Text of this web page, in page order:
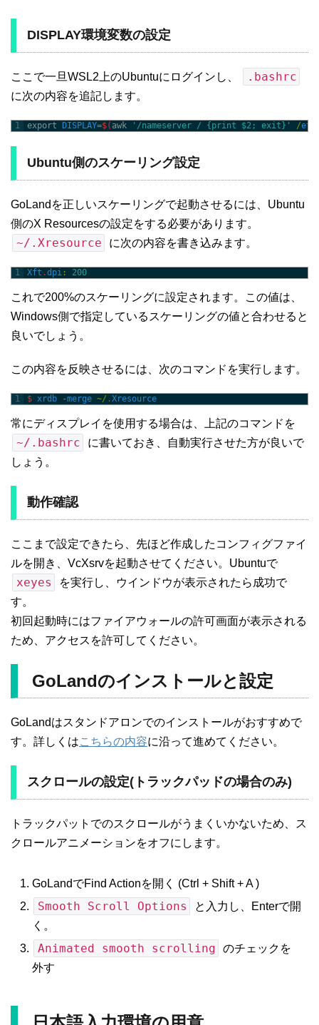
DISPLAY環境変数の設定
ここで一旦WSL2上のUbuntuにログインし、 .bashrc
に次の内容を追記します。
1 export DISPLAY=$( awk '/nameserver / {print $2; exit}' /etc
Ubuntu側のスケーリング設定
GoLandを正しいスケーリングで起動させるには、Ubuntu
側のX Resourcesの設定をする必要があります。
~/.Xresource に次の内容を書き込みます。
1 Xft .dpi : 200
これで200%のスケーリングに設定されます。この値は、
Windows側で指定しているスケーリングの値と合わせると
良いでしょう。
この内容を反映させるには、次のコマンドを実行します。
1 $ xrdb -merge ~/ .Xresource
常にディスプレイを使用する場合は、上記のコマンドを
~/.bashrc
に書いておき、自動実行させた方が良いで
しょう。
動作確認
ここまで設定できたら、先ほど作成したコンフィグファイ
ルを開き、VcXsrvを起動させてください。Ubuntuで
xeyes
を実行し、ウインドウが表示されたら成功で
す。
初回起動時にはファイアウォールの許可画面が表示される
ため、アクセスを許可してください。
GoLandのインストールと設定
GoLandはスタンドアロンでのインストールがおすすめで
す。詳しくはこちらの内容に沿って進めてください。
スクロールの設定(トラックパッドの場合のみ)
トラックパットでのスクロールがうまくいかないため、ス
クロールアニメーションをオフにします。
GoLandでFind Actionを開く (Ctrl + Shift + A )
Smooth Scroll Options
と入力し、Enterで開
く。
Animated smooth scrolling
のチェックを
外す